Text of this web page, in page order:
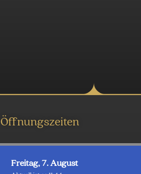
Öffnungszeiten
Freitag, 7. August